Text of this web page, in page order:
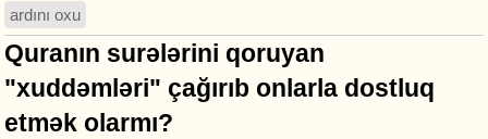
ardını oxu
Quranın surələrini qoruyan
"xuddəmləri" çağırıb onlarla dostluq
etmək olarmı?